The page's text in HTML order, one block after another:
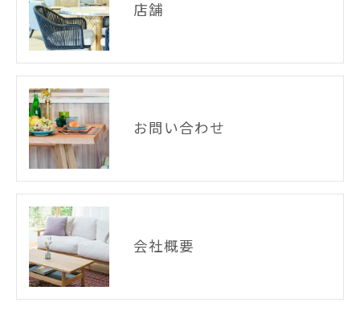
店舗
お問い合わせ
会社概要